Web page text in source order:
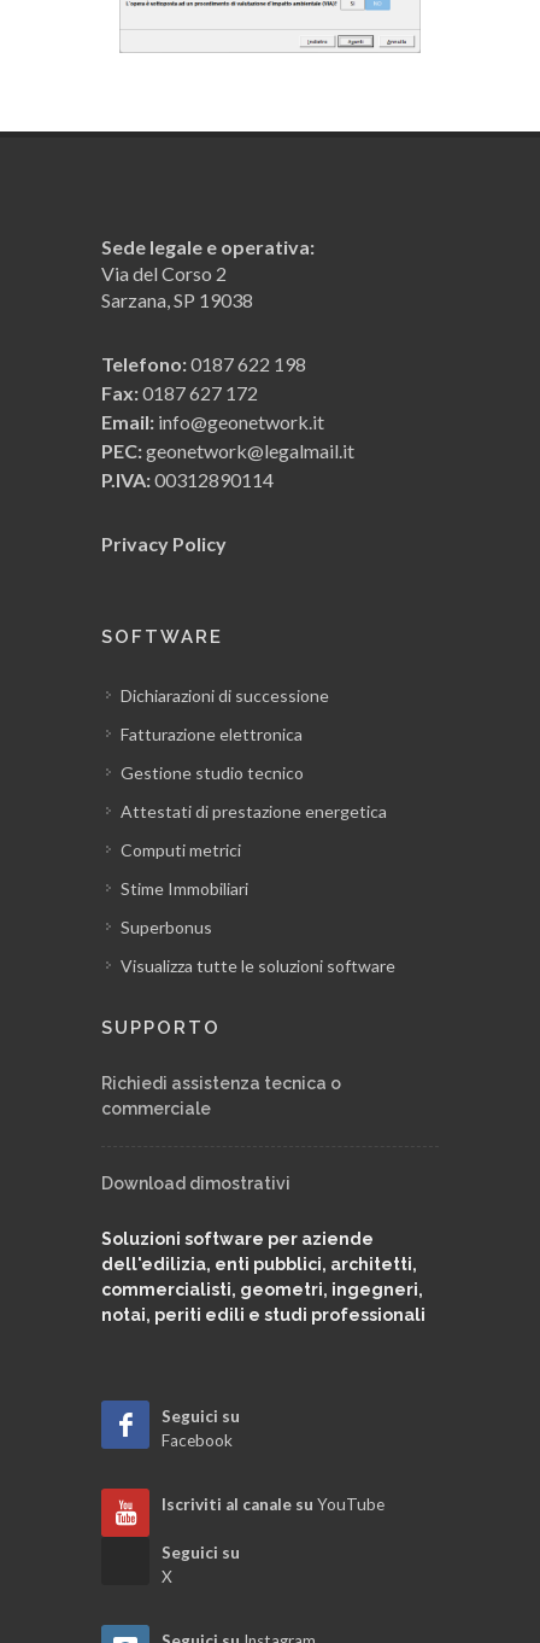
Sede legale e operativa:
Via del Corso 2
Sarzana, SP 19038
Telefono:0187 622 198
Fax:0187 627 172
Email: info@geonetwork.it
PEC:geonetwork@legalmail.it
P.IVA:00312890114
Privacy Policy
SOFTWARE
Dichiarazioni di successione
Fatturazione elettronica
Gestione studio tecnico
Attestati di prestazione energetica
Computi metrici
Stime Immobiliari
Superbonus
Visualizza tutte le soluzioni software
SUPPORTO
Richiedi assistenza tecnica o
commerciale
Download dimostrativi
Soluzioni software per aziende
dell'edilizia, enti pubblici, architetti,
commercialisti, geometri, ingegneri,
notai, periti edili e studi professionali
Seguici su
Facebook
Iscriviti al canale su YouTube
Seguici su
X